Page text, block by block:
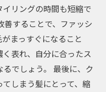
リングの時間も短縮で
善することで、ファッシ
まっすぐになること
表れ、自分に合ったス
でしょう。 最後に、ク
しまう髪にとって、縮